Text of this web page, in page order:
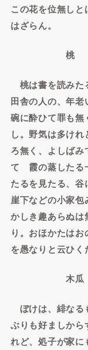
この花を位無し
はざらん。
桃
桃は書を読み
田舎の人の、年
碗に酔ひて罪も
し。野気は多け
ろ無く、よしば
てゝ霞の蒸したる
たるを見たる、
崖下などの小家
かしき趣あらぬ
り。おほかたは
を愚なりと云ひく
木瓜
ぼけは、緋な
ぶりも好ましか
れど、処子が家